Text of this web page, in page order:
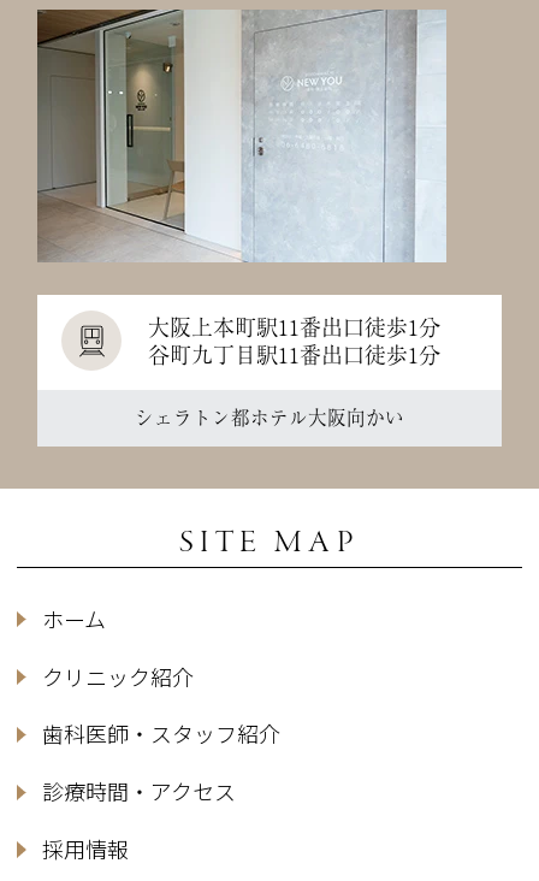
大阪上本町駅11番出口徒歩1分
谷町九丁目駅11番出口徒歩1分
シェラトン都ホテル大阪向かい
SITE MAP
ホーム
クリニック紹介
歯科医師・スタッフ紹介
診療時間・アクセス
採用情報